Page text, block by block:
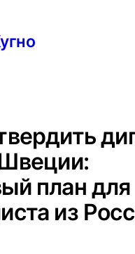
план для
из